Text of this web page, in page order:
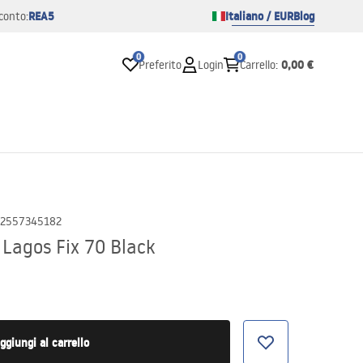
REA5 Italiano / EURBlog
0
Preferito Login
0
Carrello: 0,00 €
Fix 70 Black
al carrello